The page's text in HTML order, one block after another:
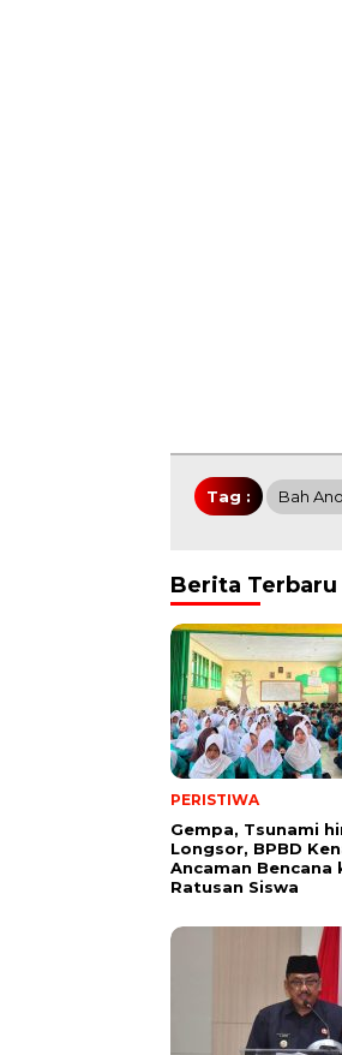
Tag : Bah
Berita Terbaru
PERISTIWA
Gempa, Tsunami
Longsor, BPBD
Ancaman Bencana
Ratusan Siswa